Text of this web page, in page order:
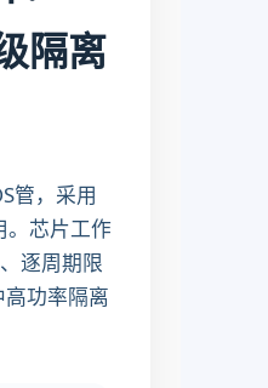
隔离
管，采用
。芯片工作
逐周期限
功率隔离